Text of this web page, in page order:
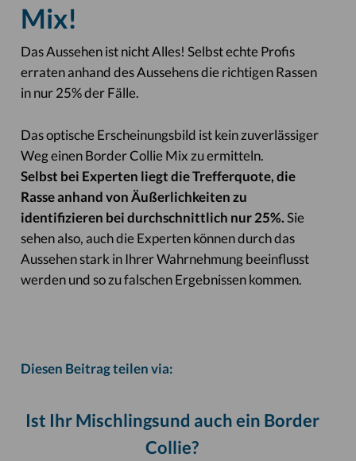
Mix!
Das Aussehen ist nicht Alles! Selbst echte Profis
erraten anhand des Aussehens die richtigen Rassen
in nur 25% der Fälle.
Das optische Erscheinungsbild ist kein zuverlässiger
Weg einen Border Collie Mix zu ermitteln.
Selbst bei Experten liegt die Trefferquote, die
Rasse anhand von Äußerlichkeiten zu
identifizieren bei durchschnittlich nur 25%.Sie
sehen also, auch die Experten können durch das
Aussehen stark in Ihrer Wahrnehmung beeinflusst
werden und so zu falschen Ergebnissen kommen.
Diesen Beitrag teilen via:
Ist Ihr Mischlingsund auch ein Border
Collie?